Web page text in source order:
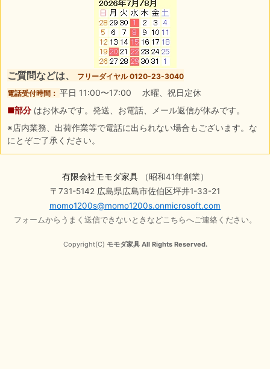
ご質問などは、
フリーダイヤル 0120-23-3040
電話受付時間： 平日 11:00〜17:00 水曜、祝日定休
■部分 はお休みです。発送、お電話、メール返信が休みです。
※店内業務、出荷作業等で電話に出られない場合もございます。な
にとぞご了承ください。
有限会社モモダ家具（昭和41年創業）
〒731-5142 広島県広島市佐伯区坪井1-33-21
momo1200s@momo1200s.onmicrosoft.com
フォームからうまく送信できないときなどこちらへご連絡ください。
Copyright(C) モモダ家具 All Rights Reserved.